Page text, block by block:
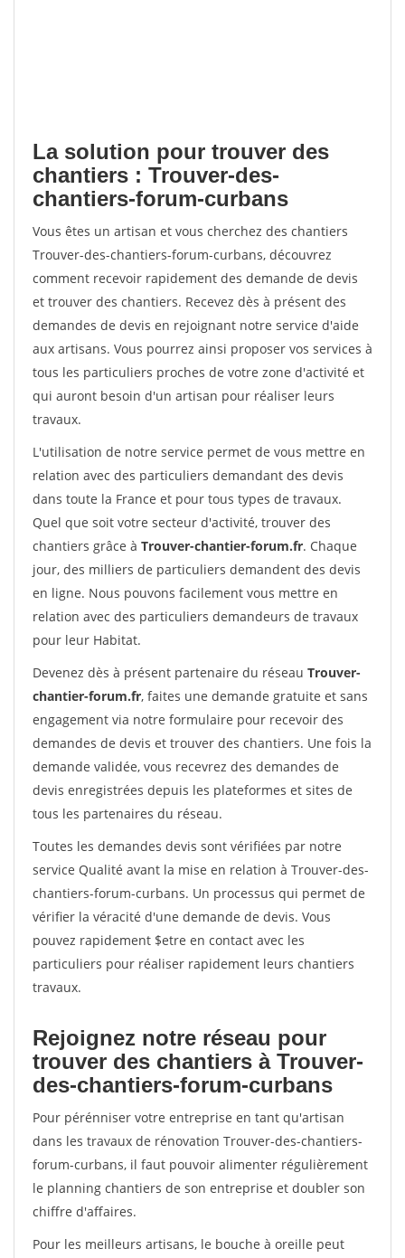
La solution pour trouver des
chantiers : Trouver-des-
chantiers-forum-curbans
Vous êtes un artisan et vous cherchez des chantiers
Trouver-des-chantiers-forum-curbans, découvrez
comment recevoir rapidement des demande de devis
et trouver des chantiers. Recevez dès à présent des
demandes de devis en rejoignant notre service d'aide
aux artisans. Vous pourrez ainsi proposer vos services à
tous les particuliers proches de votre zone d'activité et
qui auront besoin d'un artisan pour réaliser leurs
travaux.
L'utilisation de notre service permet de vous mettre en
relation avec des particuliers demandant des devis
dans toute la France et pour tous types de travaux.
Quel que soit votre secteur d'activité, trouver des
chantiers grâce à Trouver-chantier-forum.fr. Chaque
jour, des milliers de particuliers demandent des devis
en ligne. Nous pouvons facilement vous mettre en
relation avec des particuliers demandeurs de travaux
pour leur Habitat.
Devenez dès à présent partenaire du réseau Trouver-
chantier-forum.fr, faites une demande gratuite et sans
engagement via notre formulaire pour recevoir des
demandes de devis et trouver des chantiers. Une fois la
demande validée, vous recevrez des demandes de
devis enregistrées depuis les plateformes et sites de
tous les partenaires du réseau.
Toutes les demandes devis sont vérifiées par notre
service Qualité avant la mise en relation à Trouver-des-
chantiers-forum-curbans. Un processus qui permet de
vérifier la véracité d'une demande de devis. Vous
pouvez rapidement $etre en contact avec les
particuliers pour réaliser rapidement leurs chantiers
travaux.
Rejoignez notre réseau pour
trouver des chantiers à Trouver-
des-chantiers-forum-curbans
Pour pérénniser votre entreprise en tant qu'artisan
dans les travaux de rénovation Trouver-des-chantiers-
forum-curbans, il faut pouvoir alimenter régulièrement
le planning chantiers de son entreprise et doubler son
chiffre d'affaires.
Pour les meilleurs artisans, le bouche à oreille peut